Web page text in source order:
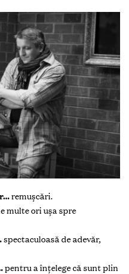
remuşcări.
multe ori uşa spre
spectaculoasă de adevăr,
pentru a înţelege că sunt plin